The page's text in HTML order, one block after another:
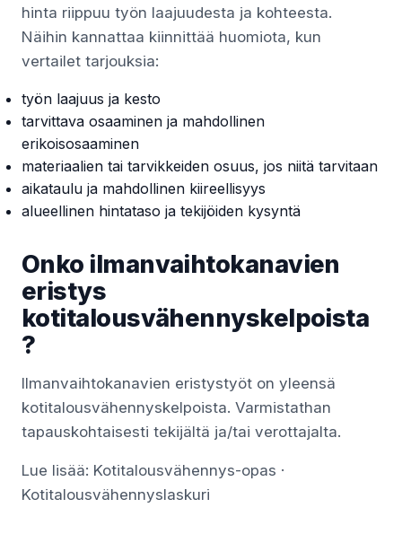
hinta riippuu työn laajuudesta ja kohteesta.
Näihin kannattaa kiinnittää huomiota, kun
vertailet tarjouksia:
työn laajuus ja kesto
tarvittava osaaminen ja mahdollinen
erikoisosaaminen
materiaalien tai tarvikkeiden osuus, jos niitä tarvitaan
aikataulu ja mahdollinen kiireellisyys
alueellinen hintataso ja tekijöiden kysyntä
Onko ilmanvaihtokanavien
eristys
kotitalousvähennyskelpoista
?
Ilmanvaihtokanavien eristystyöt on yleensä
kotitalousvähennyskelpoista. Varmistathan
tapauskohtaisesti tekijältä ja/tai verottajalta.
Lue lisää: Kotitalousvähennys-opas ·
Kotitalousvähennyslaskuri